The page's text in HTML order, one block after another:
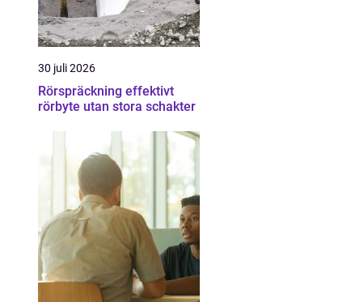
30 juli 2026
Rörspräckning effektivt
rörbyte utan stora schakter